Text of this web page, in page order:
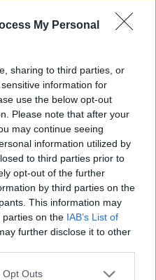
My Personal
sharing to third parties, or
information for
use the below opt-out
Please note that after your
may continue seeing
information utilized by
to third parties prior to
opt-out of the further
by third parties on the
This information may
parties on the IAB’s List of
further disclose it to other
uses one or more Google
Opt Outs